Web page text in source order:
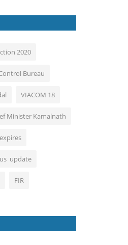
2020
Bureau
VIACOM 18
Minister Kamalnath
update
FIR